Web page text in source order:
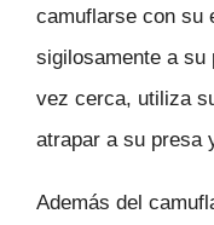
camuflarse con su
sigilosamente a su
vez cerca, utiliza
atrapar a su presa
Además del